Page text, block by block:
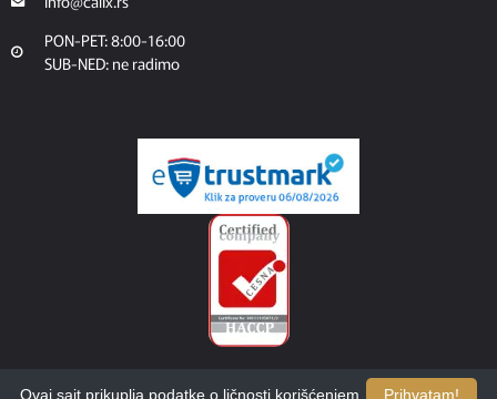
PON-PET: 8:00-16:00
SUB-NED: ne radimo
Prihvatam!
Ovaj sajt prikuplja podatke o ličnosti korišćenjem